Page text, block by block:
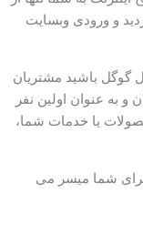
و ورودی وبسایت
گوگل باشید مشتریان
و به عنوان اولین نفر
یا خدمات شما،
شما میسر می